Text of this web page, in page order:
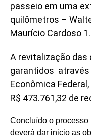
passeio em uma
quilômetros –
Maurício Cardoso
A revitalização
garantidos através
Econômica
R$ 473.761,32 de
Concluído o processo
deverá dar inicio as